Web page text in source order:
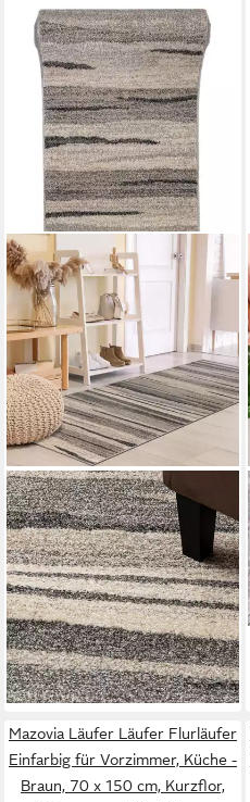
MAZOVIA
Läufer Läufer Flurläufer
Modern für Vorzimmer, Küche
- Beige, 100 x 100 cm,
Kurzflor, Meterware, Höhe 10
mm
ab 25,99 € UVP70,99 €
-63%
lieferbar - in 5-6 Werktagen bei dir
Mazovia Läufer Läufer Flurläufer
Einfarbig für Vorzimmer, Küche -
Braun, 70 x 150 cm, Kurzflor,